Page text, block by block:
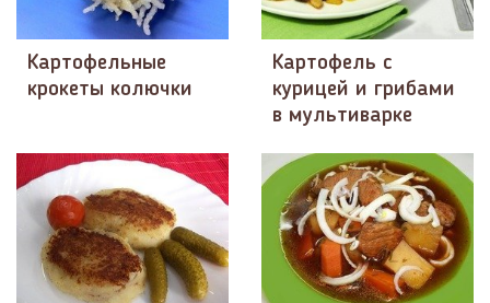
Картофельные
крокеты колючки
Картофель с
курицей и грибами
в мультиварке